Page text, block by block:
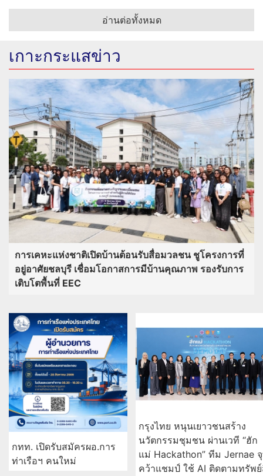
อ่านต่อทั้งหมด
เกาะกระแสข่าว
การเคหะแห่งชาติเปิดบ้านต้อนรับสื่อมวลชน ชูโครงการที่
อยู่อาศัยชลบุรี เชื่อมโอกาสการมีบ้านคุณภาพ รองรับการ
เติบโตพื้นที่ EEC
กทท. เปิดรับสมัครผอ.การ
ท่าเรือฯ คนใหม่
กรุงไทย หนุนเยาวชนสร้าง
นวัตกรรมชุมชน ผ่านเวที “ฮัก
แม่ Hackathon” ทีม Jernae
คว้าแชมป์ ใช้ AI ติดตามทรัพ